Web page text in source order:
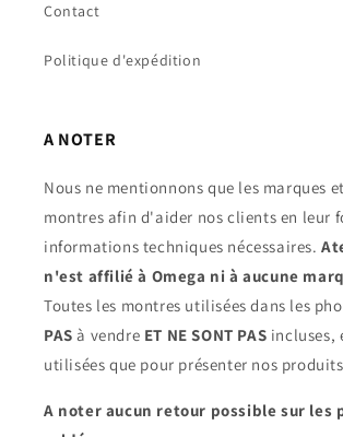
Contact
Politique d'expédition
A NOTER
Nous ne mentionnons que les marques
montres afin d'aider nos clients en leur
informations techniques nécessaires.
n'est affilié à Omega ni à aucune
Toutes les montres utilisées dans les
PAS à vendre ET NE SONT PAS incluses,
utilisées que pour présenter nos
A noter aucun retour possible sur les